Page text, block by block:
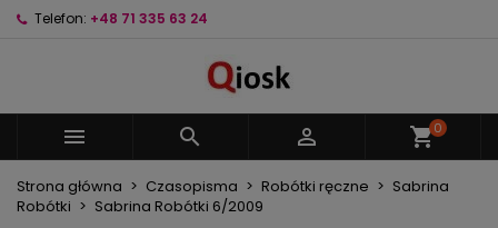
Telefon: +48 71 335 63 24
   shopping_cart0
Strona główna Czasopisma Robótki ręczne
Sabrina
Robótki
Sabrina Robótki 6/2009
Nazwa listy życzeń
Anuluj
Musisz być zalogowany by zapisać produkty na
swojej liście życzeń.
Anuluj Zaloguj się